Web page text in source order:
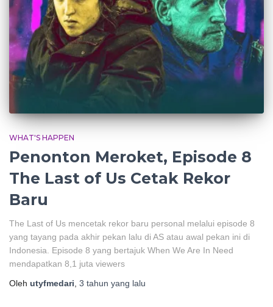
WHAT'S HAPPEN
Penonton Meroket, Episode 8
The Last of Us Cetak Rekor
Baru
The Last of Us mencetak rekor baru personal melalui episode 8
yang tayang pada akhir pekan lalu di AS atau awal pekan ini di
Indonesia. Episode 8 yang bertajuk When We Are In Need
mendapatkan 8,1 juta viewers
Oleh utyfmedari 3 tahun yang lalu